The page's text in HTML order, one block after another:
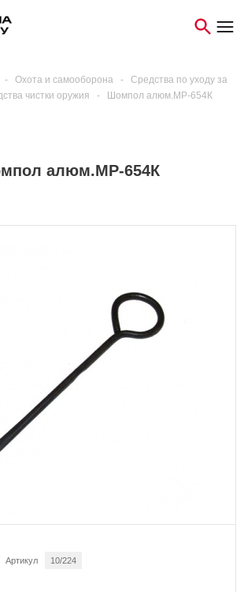
- Охота и самооборона -
Средства по уходу за
чистки оружия - Шомпол алюм.МР-654К
алюм.МР-654К
Артикул 10/224